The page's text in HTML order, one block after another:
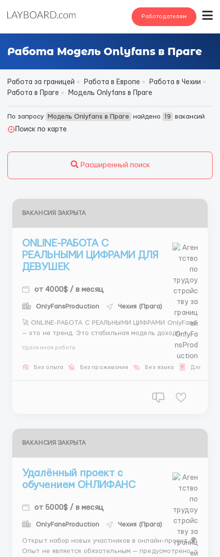
Работодателям
Работа Модель Onlyfans в Праге
Работа за границей Работа в Европе
Работа в Чехии
Работа в Праге
Модель Onlyfans в Праге
По запросу Модель Onlyfans в Праге найдено 19
вакансий
Поиск по карте
Расширенный поиск
ВАКАНСИЯ ЗАКРЫТА
ONLINE-РАБОТА С
РЕАЛЬНЫМИ ЦИФРАМИ ДЛЯ
ДЕВУШЕК
от 4000$ / в месяц
OnlyFansProduction Чехия (Прага)
🚀 ONLINE-РАБОТА С РЕАЛЬНЫМИ ЦИФРАМИ OnlyFans
— это не тренд. Это стабильная модель дохода. •
старт без опыта • доход в валюте • гибкий график •
дисциплины. 👉 Напиши, если готова зарабатывать
Удаленная работа
Без опыта Без проживания Без языка Для
ВАКАНСИЯ ЗАКРЫТА
Удалённый проект с
обучением ОНЛИФАНС
от 5000$ / в месяц
OnlyFansProduction Чехия (Прага)
Открыт набор новых участников в онлайн-проект 🌍
Опыт не является обязательным — предусмотрено